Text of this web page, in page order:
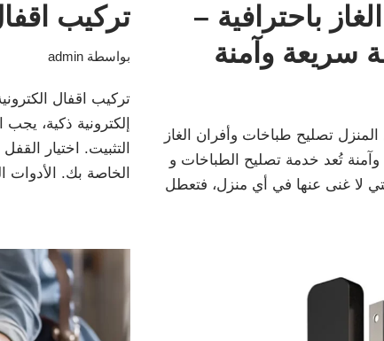
باحترافية –
سريعة وآمنة
تصليح طباخات وأفران الغاز
تُعد خدمة تصليح الطباخات و
لا غنى عنها في أي منزل، فتعطل
تركيب
بواسطة admin
تركيب اقفال
إلكترونية ذكية،
التثبيت. اختيار
الخاصة بك.